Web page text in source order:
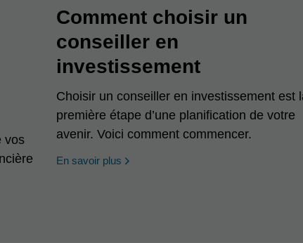
vos
Comment choisir un
conseiller en
investissement
Choisir un conseiller en investissement est
première étape d’une planification de votre
avenir. Voici comment commencer.
En savoir plus